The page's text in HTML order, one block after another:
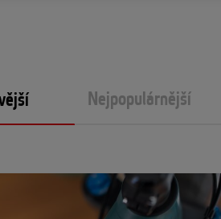
Nejpopulárnější